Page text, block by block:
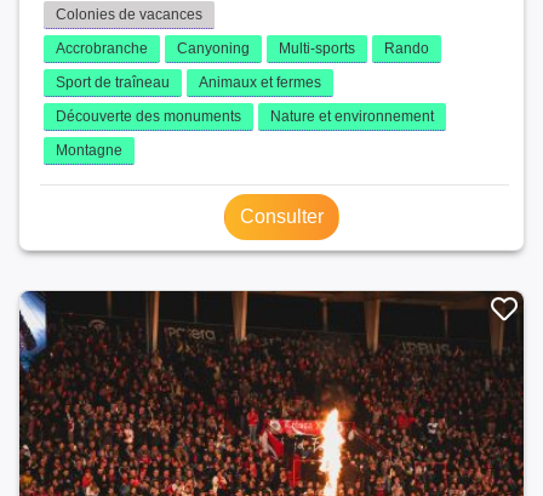
Colonies de vacances
Accrobranche
Canyoning Multi-sports
Rando
Sport de traîneau
Animaux et fermes
Découverte des monuments
Nature et environnement
Montagne
Consulter